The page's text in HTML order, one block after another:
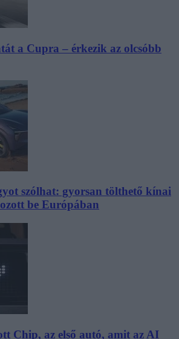
a Cupra – érkezik az olcsóbb
szólhat: gyorsan tölthető kínai
be Európában
Chip, az első autó, amit az AI